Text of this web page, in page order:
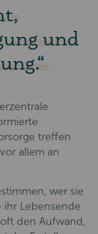
und
treffen
allem an
wer sie
Lebensende
den Aufwand,